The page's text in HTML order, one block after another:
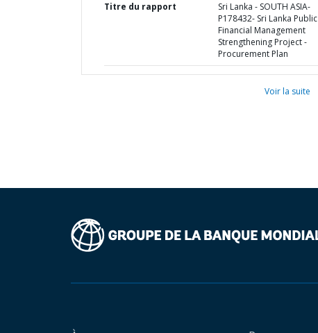
Titre du rapport
Sri Lanka - SOUTH ASIA-
P178432- Sri Lanka Public
Financial Management
Strengthening Project -
Procurement Plan
Voir la suite